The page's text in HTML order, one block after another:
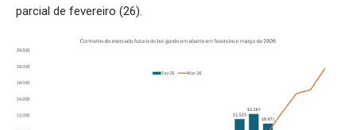
parcial de fevereiro (26).